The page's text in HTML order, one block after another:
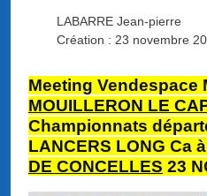
LABARRE Jean-pierre
Création : 23 novembre
Meeting Vendespace
MOUILLERON LE
Championnats
LANCERS LONG Ca
DE CONCELLES 23